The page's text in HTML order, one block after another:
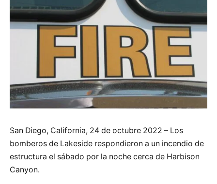
San Diego, California, 24 de octubre 2022 – Los
bomberos de Lakeside respondieron a un incendio de
estructura el sábado por la noche cerca de Harbison
Canyon.